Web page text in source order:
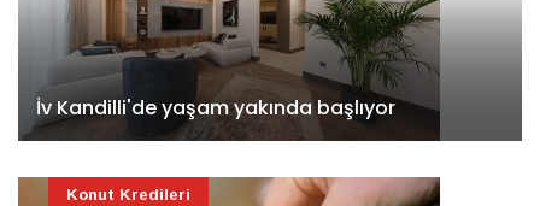
İv Kandilli'de yaşam yakında başlıyor
Konut Kredileri